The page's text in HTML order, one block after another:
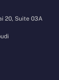
20, Suite 03A